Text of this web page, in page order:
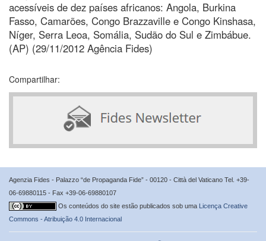
acessíveis de dez países africanos: Angola, Burkina
Fasso, Camarões, Congo Brazzaville e Congo Kinshasa,
Níger, Serra Leoa, Somália, Sudão do Sul e Zimbábue.
(AP) (29/11/2012 Agência Fides)
Compartilhar:
Agenzia Fides - Palazzo “de Propaganda Fide” - 00120 - Città del Vaticano Tel. +39-
06-69880115 - Fax +39-06-69880107
Os conteúdos do site estão publicados sob uma Licença Creative
Commons - Atribuição 4.0 Internacional